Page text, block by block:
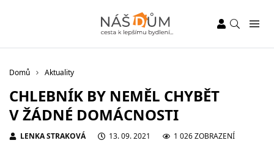
Domů Aktuality
CHLEBNÍK BY NEMĚL CHYBĚT
V ŽÁDNÉ DOMÁCNOSTI
LENKA STRAKOVÁ 13. 09. 2021 1 026 ZOBRAZENÍ